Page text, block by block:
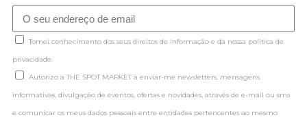
Tomei conhecimento dos seus direitos de informação e da nossa politica de
privacidade.
Autorizo a THE SPOT MARKET a enviar-me newsletters, mensagens
informativas, divulgação de eventos, ofertas e novidades, através de e-mail ou sms
e comunicar os meus dados pessoais entre entidades pertencentes ao mesmo